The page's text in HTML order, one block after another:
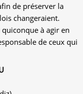
de préserver la
changeraient.
à agir en
de ceux qui